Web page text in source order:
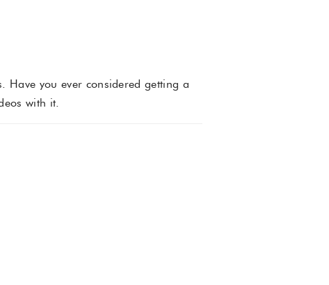
Have you ever considered getting a
with it.